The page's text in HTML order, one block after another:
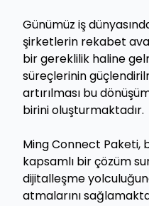
Günümüz iş
şirketlerin rekabet
bir gereklilik haline
süreçlerinin
artırılması bu
birini oluşturmaktadır.
Ming Connect Paketi,
kapsamlı bir çözüm
dijitalleşme
atmalarını